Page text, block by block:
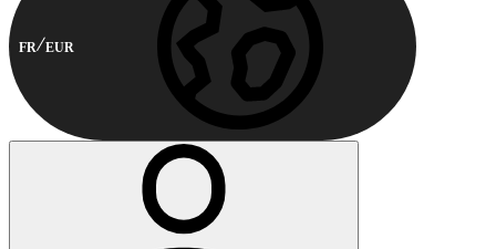
FR EUR